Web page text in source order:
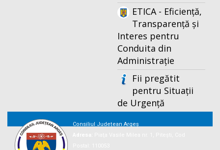
ETICA - Eficiență,
Transparență și
Interes pentru
Conduita din
Administrație
Fii pregătit
pentru Situații
de Urgență
Consiliul Județean Argeș